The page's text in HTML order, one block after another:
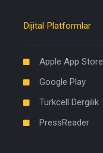
Dijital Platformlar
Apple App Store
Google Play
Turkcell Dergilik
PressReader